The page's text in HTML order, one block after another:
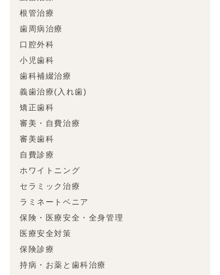
根管治療
歯周病治療
口腔外科
小児歯科
歯科補綴治療
義歯治療(入れ歯)
矯正歯科
審美・自費治療
審美歯科
自費診療
ホワイトニング
セラミック治療
ラミネートベニア
保険・医療安全・全身管理
医療安全対策
保険診療
持病・お薬と歯科治療